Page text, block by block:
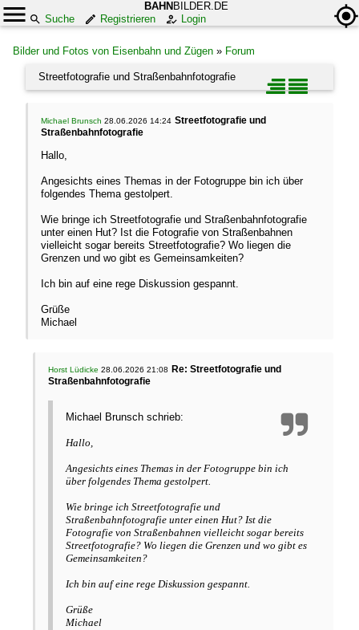
BAHN BILDER.DE
Suche
Registrieren Login
Bilder und Fotos von Eisenbahn und Zügen » Forum
Streetfotografie und Straßenbahnfotografie
Michael Brunsch 28.06.2026 14:24 Streetfotografie und
Straßenbahnfotografie
Hallo,
Angesichts eines Themas in der Fotogruppe bin ich über
folgendes Thema gestolpert.
Wie bringe ich Streetfotografie und Straßenbahnfotografie
unter einen Hut? Ist die Fotografie von Straßenbahnen
vielleicht sogar bereits Streetfotografie? Wo liegen die
Grenzen und wo gibt es Gemeinsamkeiten?
Ich bin auf eine rege Diskussion gespannt.
Grüße
Michael
Horst Lüdicke 28.06.2026 21:08
Re: Streetfotografie und
Straßenbahnfotografie
Michael Brunsch schrieb:
Hallo,
Angesichts eines Themas in der Fotogruppe bin ich
über folgendes Thema gestolpert.
Wie bringe ich Streetfotografie und
Straßenbahnfotografie unter einen Hut? Ist die
Fotografie von Straßenbahnen vielleicht sogar bereits
Streetfotografie? Wo liegen die Grenzen und wo gibt es
Gemeinsamkeiten?
Ich bin auf eine rege Diskussion gespannt.
Grüße
Michael